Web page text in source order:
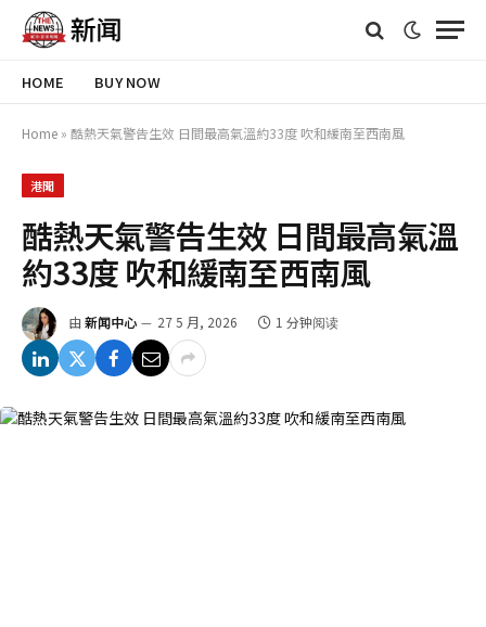
HOME BUY NOW
Home » 酷熱天氣警告生效 日間最高氣溫約33度 吹和緩南至西南風
港聞
酷熱天氣警告生效 日間最高氣溫
約33度 吹和緩南至西南風
由 新闻中心 27 5 月, 2026 1 分钟阅读